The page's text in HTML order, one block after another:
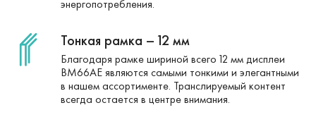
энергопотребления.
Тонкая рамка – 12 мм
Благодаря рамке шириной всего 12 мм дисплеи
BM66AE являются самыми тонкими и элегантными
в нашем ассортименте. Транслируемый контент
всегда остается в центре внимания.